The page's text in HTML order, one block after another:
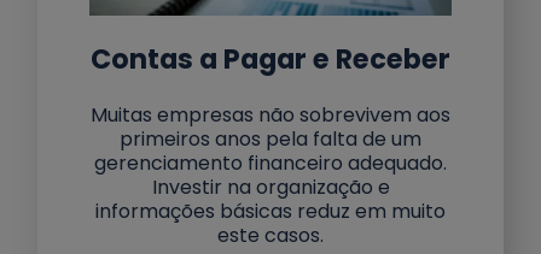
Contas a Pagar e Receber
Muitas empresas não sobrevivem aos
primeiros anos pela falta de um
gerenciamento financeiro adequado.
Investir na organização e
informações básicas reduz em muito
este casos.